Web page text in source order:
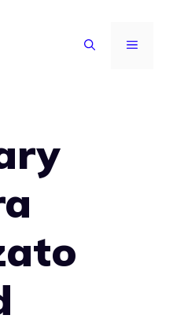
MENU